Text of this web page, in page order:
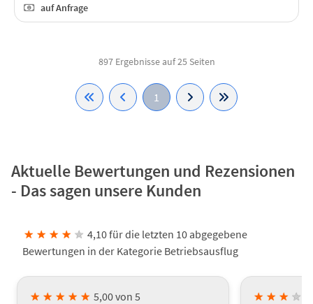
auf Anfrage
897 Ergebnisse auf 25 Seiten
1
Aktuelle Bewertungen und Rezensionen
- Das sagen unsere Kunden
★ ★ ★ ★ ★ 4,10 für die letzten 10 abgegebene
Bewertungen in der Kategorie Betriebsausflug
★ ★ ★ ★ ★ 5,00 von 5 ★ ★ ★ ★